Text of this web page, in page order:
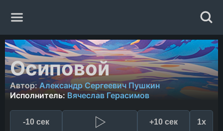
Главная
Жанры
Авторы
Осиповой
Автор:Александр Сергеевич Пушкин
Исполнитель: Вячеслав Герасимов
-10 сек +10 сек 1x